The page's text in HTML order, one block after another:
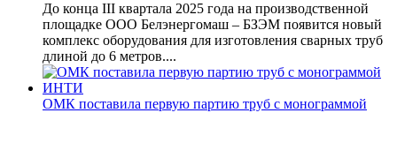
До конца III квартала 2025 года на производственной
площадке ООО Белэнергомаш – БЗЭМ появится новый
комплекс оборудования для изготовления сварных труб
длиной до 6 метров....
ОМК поставила первую партию труб с монограммой